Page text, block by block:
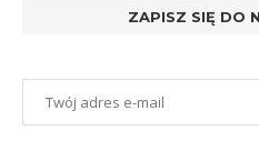
ZAPISZ SIĘ DO